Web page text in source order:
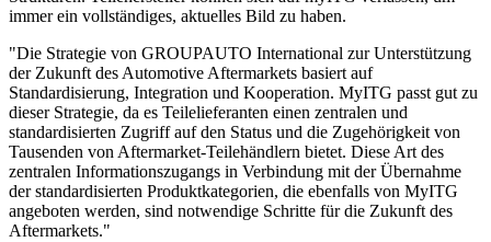
immer ein vollständiges, aktuelles Bild zu haben.
"Die Strategie von GROUPAUTO International zur Unterstützung
der Zukunft des Automotive Aftermarkets basiert auf
Standardisierung, Integration und Kooperation. MyITG passt gut zu
dieser Strategie, da es Teilelieferanten einen zentralen und
standardisierten Zugriff auf den Status und die Zugehörigkeit von
Tausenden von Aftermarket-Teilehändlern bietet. Diese Art des
zentralen Informationszugangs in Verbindung mit der Übernahme
der standardisierten Produktkategorien, die ebenfalls von MyITG
angeboten werden, sind notwendige Schritte für die Zukunft des
Aftermarkets."